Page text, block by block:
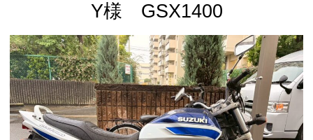
Y様 GSX1400